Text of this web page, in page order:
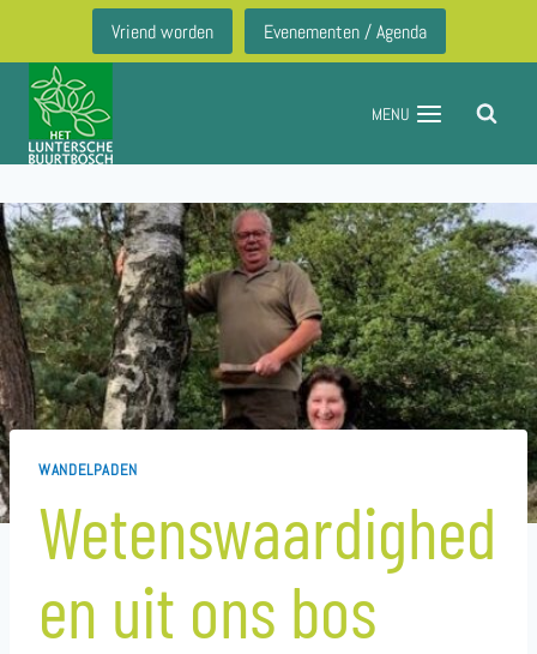
inhoud
Vriend worden Evenementen / Agenda
MENU
WANDELPADEN
Wetenswaardighed
en uit ons bos